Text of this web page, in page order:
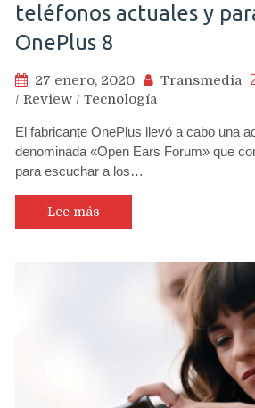
teléfonos actuales y
OnePlus 8
27 enero, 2020 Transmedia
/ Review / Tecnología
El fabricante OnePlus llevó a cabo una
denominada «Open Ears Forum» que
para escuchar a los…
Lee más